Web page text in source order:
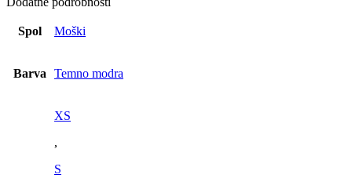
Spol Moški
Barva Temno modra
XS
,
S